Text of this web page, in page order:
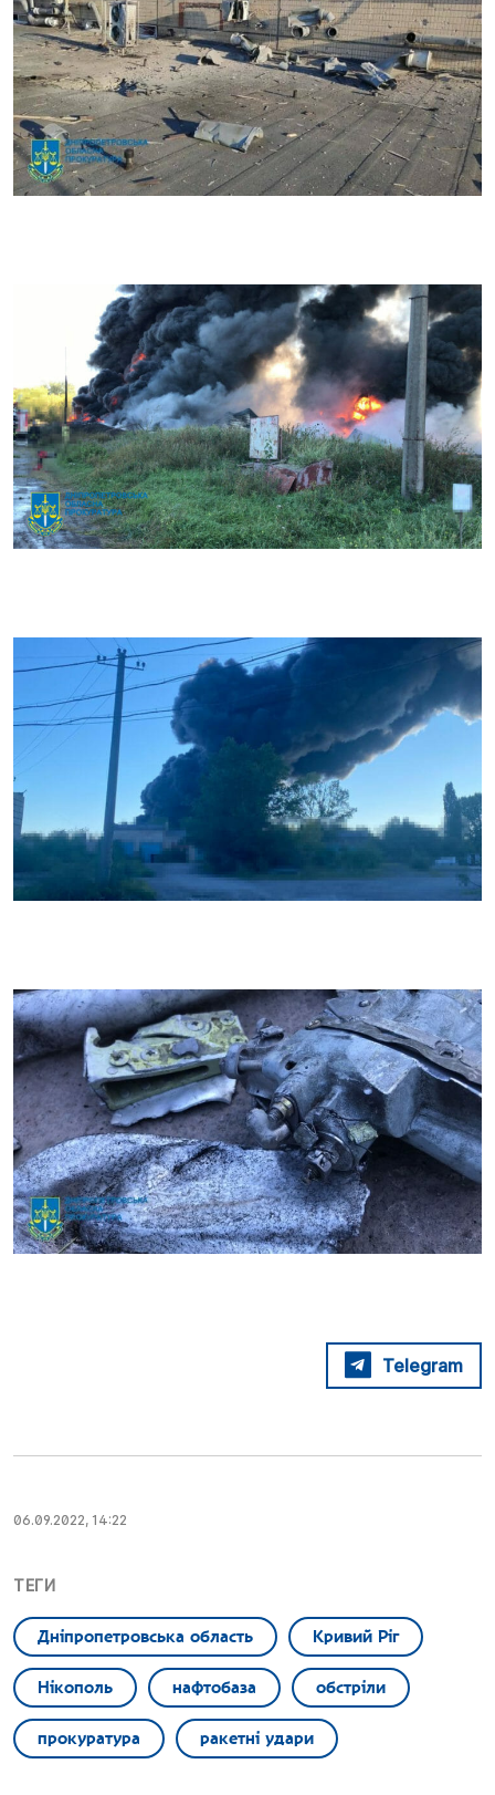
Telegram
06.09.2022, 14:22
ТЕГИ
Дніпропетровська область Кривий Ріг
Нікополь нафтобаза обстріли
прокуратура ракетні удари